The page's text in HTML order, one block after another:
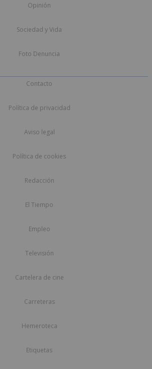
Opinión
Sociedad y Vida
Foto Denuncia
Contacto
Política de privacidad
Aviso legal
Política de cookies
Redacción
El Tiempo
Empleo
Televisión
Cartelera de cine
Carreteras
Hemeroteca
Etiquetas